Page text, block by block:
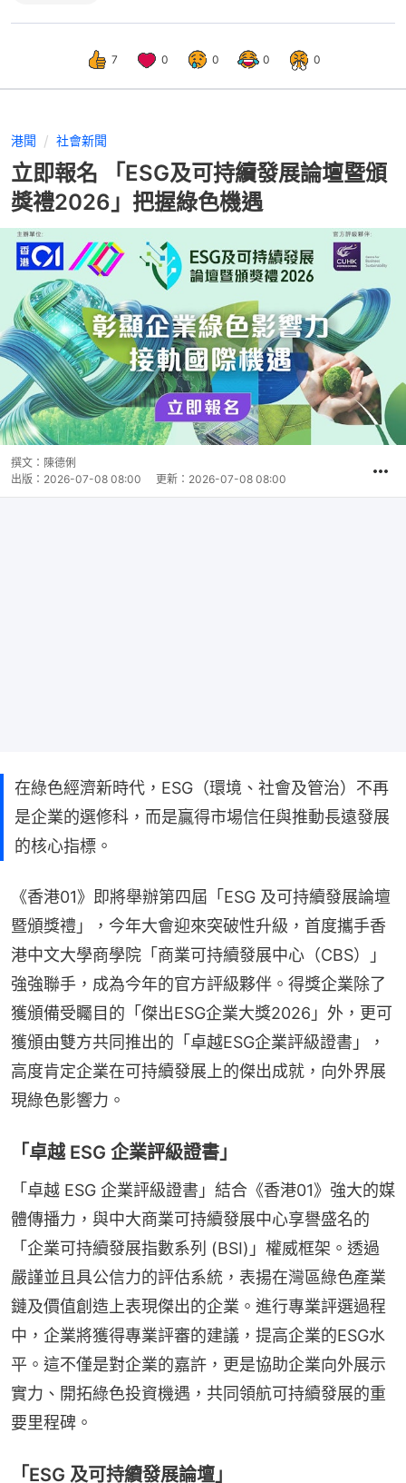
7 0 0 0 0
港聞 社會新聞
立即報名 「ESG及可持續發展論壇暨頒
獎禮2026」把握綠色機遇
撰文： 陳德俐
出版： 2026-07-08 08:00 更新： 2026-07-08 08:00
在綠色經濟新時代，ESG（環境、社會及管治）不再
是企業的選修科，而是贏得市場信任與推動長遠發展
的核心指標。
《香港01》即將舉辦第四屆「ESG 及可持續發展論壇
暨頒獎禮」，今年大會迎來突破性升級，首度攜手香
港中文大學商學院「商業可持續發展中心（CBS）」
強強聯手，成為今年的官方評級夥伴。得獎企業除了
獲頒備受矚目的「傑出ESG企業大獎2026」外，更可
獲頒由雙方共同推出的「卓越ESG企業評級證書」，
高度肯定企業在可持續發展上的傑出成就，向外界展
現綠色影響力。
「卓越 ESG 企業評級證書」
「卓越 ESG 企業評級證書」結合《香港01》強大的媒
體傳播力，與中大商業可持續發展中心享譽盛名的
「企業可持續發展指數系列 (BSI)」權威框架。透過
嚴謹並且具公信力的評估系統，表揚在灣區綠色產業
鏈及價值創造上表現傑出的企業。進行專業評選過程
中，企業將獲得專業評審的建議，提高企業的ESG水
平。這不僅是對企業的嘉許，更是協助企業向外展示
實力、開拓綠色投資機遇，共同領航可持續發展的重
要里程碑。
「ESG 及可持續發展論壇」